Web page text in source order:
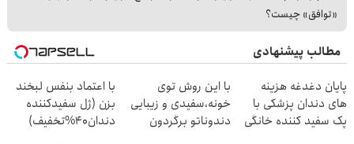
«توافق» چیست؟
مطالب پیشنهادی
پایان دغدغه هزینه
های دندان پزشکی با
پک سفید کننده خانگی
با این روش توی
خونه،سفیدی و زیبایی
دندوناتو برگردون
با اعتماد بنفس لبخند
بزن (ژل سفیدکننده
دندان40%تخفیف)